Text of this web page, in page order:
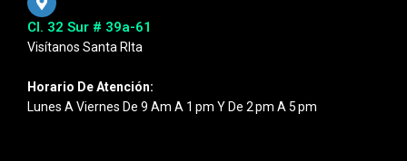
Cl. 32 Sur # 39a-61
Visítanos Santa RIta
Horario De Atención:
Lunes A Viernes De 9 Am A 1 Pm Y De 2 Pm A 5 Pm